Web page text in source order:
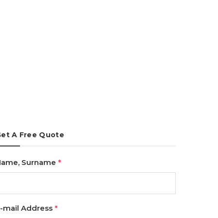
A Free Quote
Surname *
mail Address *